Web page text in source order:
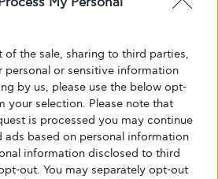
the sale, sharing to third parties,
personal or sensitive information
by us, please use the below opt-
your selection. Please note that
is processed you may continue
ads based on personal information
information disclosed to third
out. You may separately opt-out